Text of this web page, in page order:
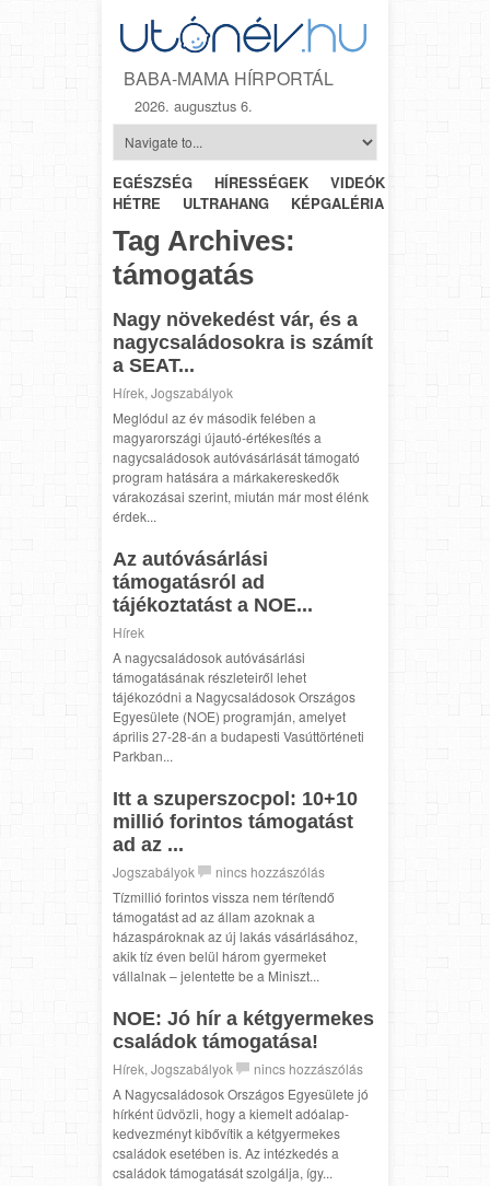
BABA-MAMA HÍRPORTÁL
2026. augusztus 6.
EGÉSZSÉG HÍRESSÉGEK VIDEÓK
HÉTRŐL-
HÉTRE
ULTRAHANG KÉPGALÉRIA
Tag Archives:
támogatás
Nagy növekedést vár, és a
nagycsaládosokra is számít
a SEAT...
Hírek, Jogszabályok
Meglódul az év második felében a
magyarországi újautó-értékesítés a
nagycsaládosok autóvásárlását támogató
program hatására a márkakereskedők
várakozásai szerint, miután már most élénk
érdek...
Az autóvásárlási
támogatásról ad
tájékoztatást a NOE...
Hírek
A nagycsaládosok autóvásárlási
támogatásának részleteiről lehet
tájékozódni a Nagycsaládosok Országos
Egyesülete (NOE) programján, amelyet
április 27-28-án a budapesti Vasúttörténeti
Parkban...
Itt a szuperszocpol: 10+10
millió forintos támogatást
ad az ...
Jogszabályok
nincs hozzászólás
Tízmillió forintos vissza nem térítendő
támogatást ad az állam azoknak a
házaspároknak az új lakás vásárlásához,
akik tíz éven belül három gyermeket
vállalnak – jelentette be a Miniszt...
NOE: Jó hír a kétgyermekes
családok támogatása!
Hírek, Jogszabályok
nincs hozzászólás
A Nagycsaládosok Országos Egyesülete jó
hírként üdvözli, hogy a kiemelt adóalap-
kedvezményt kibővítik a kétgyermekes
családok esetében is. Az intézkedés a
családok támogatását szolgálja, így...